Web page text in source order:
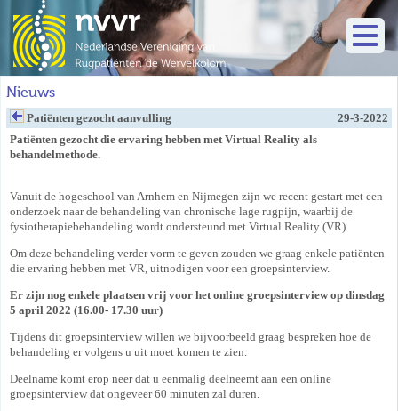
Nieuws
Patiënten gezocht aanvulling
29-3-2022
Patiënten gezocht die ervaring hebben met Virtual Reality als
behandelmethode.
Vanuit de hogeschool van Arnhem en Nijmegen zijn we recent gestart met een
onderzoek naar de behandeling van chronische lage rugpijn, waarbij de
fysiotherapiebehandeling wordt ondersteund met Virtual Reality (VR).
Om deze behandeling verder vorm te geven zouden we graag enkele patiënten
die ervaring hebben met VR, uitnodigen voor een groepsinterview.
Er zijn nog enkele plaatsen vrij voor het online groepsinterview op dinsdag
5 april 2022 (16.00- 17.30 uur)
Tijdens dit groepsinterview willen we bijvoorbeeld graag bespreken hoe de
behandeling er volgens u uit moet komen te zien.
Deelname komt erop neer dat u eenmalig deelneemt aan een online
groepsinterview dat ongeveer 60 minuten zal duren.